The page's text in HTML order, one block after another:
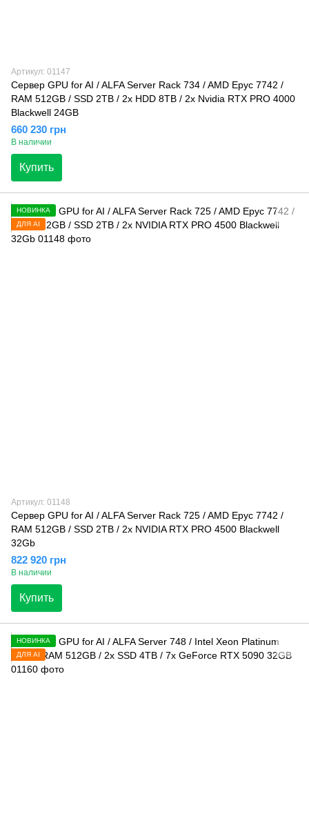
Артикул: 01147
Сервер GPU for AI / ALFA Server Rack 734 / AMD Epyc 7742 /
RAM 512GB / SSD 2TB / 2x HDD 8TB / 2x Nvidia RTX PRO 4000
Blackwell 24GB
660 230 грн
В наличии
Купить
НОВИНКА
ДЛЯ AI
Артикул: 01148
Сервер GPU for AI / ALFA Server Rack 725 / AMD Epyc 7742 /
RAM 512GB / SSD 2TB / 2x NVIDIA RTX PRO 4500 Blackwell
32Gb
822 920 грн
В наличии
Купить
НОВИНКА
ДЛЯ AI